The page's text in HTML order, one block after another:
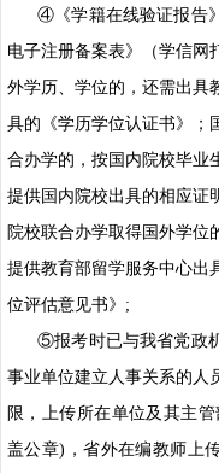
④《学籍在线验证报告》
电子注册备案表》（学信网
外学历、学位的，还需出具
具的《学历学位认证书》；
合办学的，按国内院校毕业
提供国内院校出具的相应证
院校联合办学取得国外学位
提供教育部留学服务中心出
位评估意见书》;
⑤报考时已与我省党政机
事业单位建立人事关系的人
限，上传所在单位及其主
盖公章)，省外在编教师上